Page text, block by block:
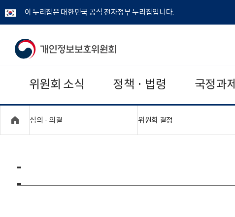
이 누리집은 대한민국 공식 전자정부 누리집입니다.
개
보
보
위
위원회 소식 정책 · 법령 국정과제
심의 · 의결 위원회 결정
-